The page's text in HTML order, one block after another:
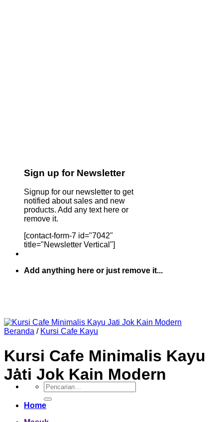
Sign up for Newsletter
Signup for our newsletter to get
notified about sales and new
products. Add any text here or
remove it.
[contact-form-7 id="7042"
title="Newsletter Vertical"]
Add anything here or just remove it...
Pencarian
untuk:
Home
Beranda / Kursi Cafe Kayu
Kursi Cafe Minimalis Kayu
Jati Jok Kain Modern